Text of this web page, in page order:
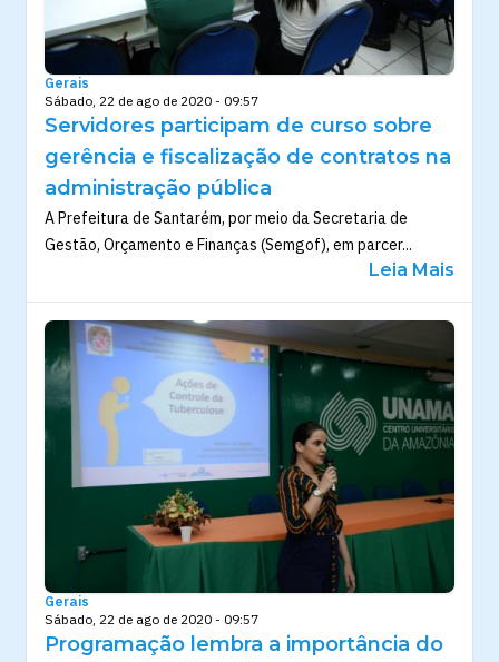
Gerais
Sábado, 22 de ago de 2020 - 09:57
Servidores participam de curso sobre
gerência e fiscalização de contratos na
administração pública
A Prefeitura de Santarém, por meio da Secretaria de
Gestão, Orçamento e Finanças (Semgof), em parcer...
Leia Mais
Gerais
Sábado, 22 de ago de 2020 - 09:57
Programação lembra a importância do